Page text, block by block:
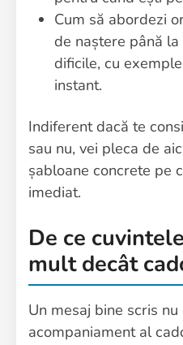
Cum să abordezi
de naștere până
dificile, cu
instant.
Indiferent dacă te
sau nu, vei pleca de
șabloane concrete pe
imediat.
De ce
mult decât
Un mesaj bine scris
acompaniament al